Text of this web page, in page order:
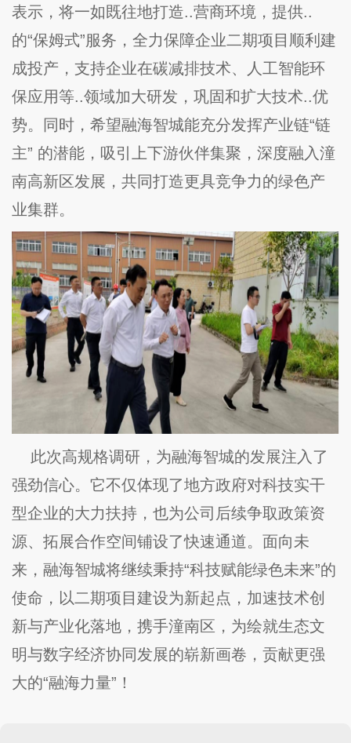
表示，将一如既往地打造..营商环境，提供..
的“保姆式”服务，全力保障企业二期项目顺利建
成投产，支持企业在碳减排技术、人工智能环
保应用等..领域加大研发，巩固和扩大技术..优
势。同时，希望融海智城能充分发挥产业链“链
主” 的潜能，吸引上下游伙伴集聚，深度融入潼
南高新区发展，共同打造更具竞争力的绿色产
业集群。
此次高规格调研，为融海智城的发展注入了
强劲信心。它不仅体现了地方政府对科技实干
型企业的大力扶持，也为公司后续争取政策资
源、拓展合作空间铺设了快速通道。面向未
来，融海智城将继续秉持“科技赋能绿色未来”的
使命，以二期项目建设为新起点，加速技术创
新与产业化落地，携手潼南区，为绘就生态文
明与数字经济协同发展的崭新画卷，贡献更强
大的“融海力量”！